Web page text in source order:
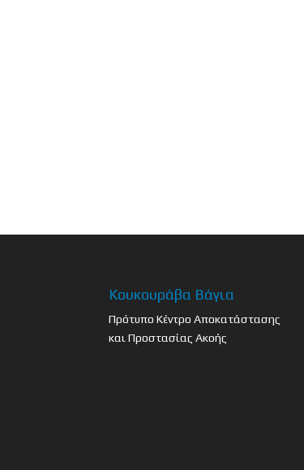
Κουκουράβα Βάγια
Πρότυπο Κέντρο Αποκατάστασης
και Προστασίας Ακοής